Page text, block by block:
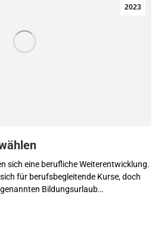
2023
sich eine berufliche Weiterentwicklung.
für berufsbegleitende Kurse, doch
Bildungsurlaub…